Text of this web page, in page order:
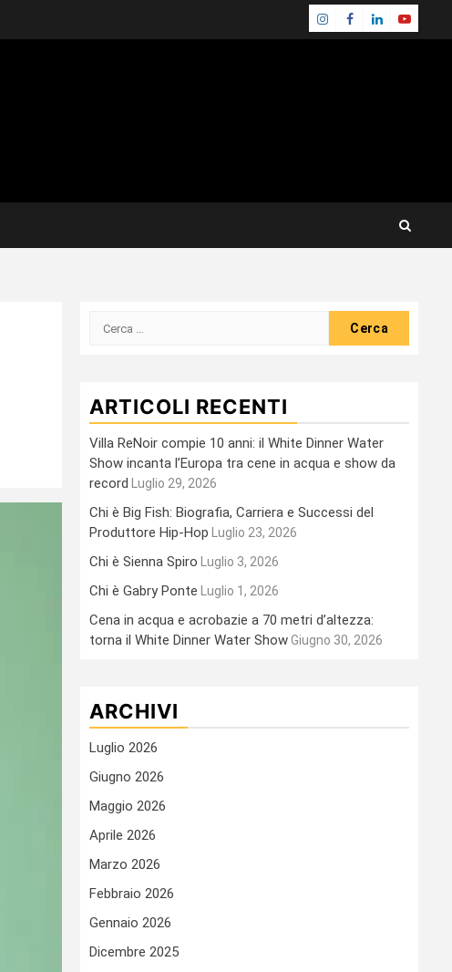
Instagram
Facebook
LinkedinYoutube
Ricerca
ARTICOLI RECENTI
Villa ReNoir compie 10 anni: il White Dinner Water
Show incanta l’Europa tra cene in acqua e show da
record
Luglio 29, 2026
Chi è Big Fish: Biografia, Carriera e Successi del
Produttore Hip-Hop
Luglio 23, 2026
Chi è Sienna Spiro Luglio 3, 2026
Chi è Gabry Ponte Luglio 1, 2026
Cena in acqua e acrobazie a 70 metri d’altezza:
torna il White Dinner Water ShowGiugno 30, 2026
ARCHIVI
Luglio 2026
Giugno 2026
Maggio 2026
Aprile 2026
Marzo 2026
Febbraio 2026
Gennaio 2026
Dicembre 2025